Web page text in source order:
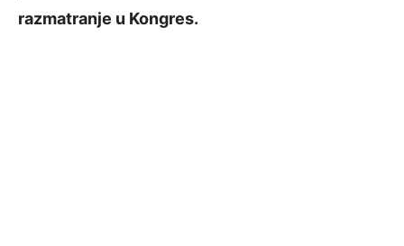
razmatranje u Kongres.